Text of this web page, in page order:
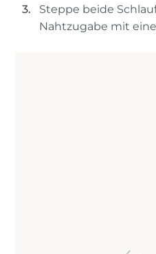
Steppe beide
Nahtzugabe mit